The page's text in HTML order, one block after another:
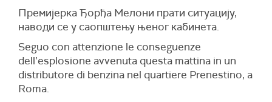
Премијерка Ђорђа Мелони прати ситуацију,
наводи се у саопштењу њеног кабинета.
Seguo con attenzione le conseguenze
dell’esplosione avvenuta questa mattina in un
distributore di benzina nel quartiere Prenestino, a
Roma.